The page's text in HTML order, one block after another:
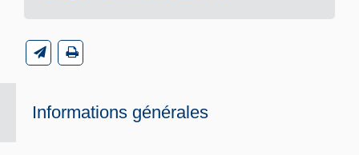
Informations générales